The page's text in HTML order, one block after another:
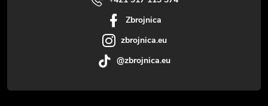
Zbrojnica
zbrojnica.eu
@zbrojnica.eu